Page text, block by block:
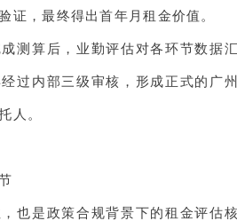
证，最终得出首年月租金价值。
测算后，业勤评估对各环节数据
过内部三级审核，形成正式的广
人。
也是政策合规背景下的租金评估